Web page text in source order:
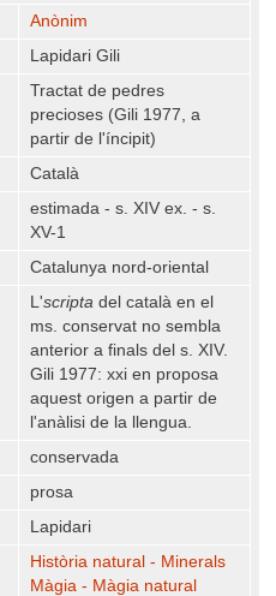
Anònim
Lapidari Gili
Tractat de pedres
precioses (Gili 1977, a
partir de l'íncipit)
Català
estimada - s. XIV ex. - s.
XV-1
Catalunya nord-oriental
L'scripta del català en el
ms. conservat no sembla
anterior a finals del s. XIV.
Gili 1977: xxi en proposa
aquest origen a partir de
l'anàlisi de la llengua.
conservada
prosa
Lapidari
Història natural - Minerals
Màgia - Màgia natural